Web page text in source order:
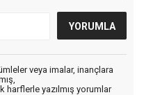
veya imalar, inançlara
harflerle yazılmış yorumlar